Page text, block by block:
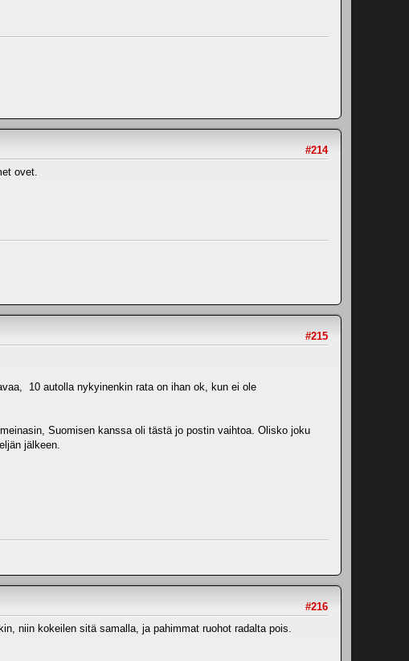
#214
ovet.
#215
10 autolla nykyinenkin rata on ihan ok, kun ei ole
Suomisen kanssa oli tästä jo postin vaihtoa. Olisko joku
jälkeen.
#216
niin kokeilen sitä samalla, ja pahimmat ruohot radalta pois.